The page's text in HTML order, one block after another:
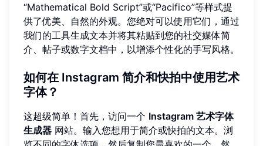
“Mathematical Bold Script”或“Pacifico”等样式提
供了优美、自然的外观。您绝对可以使用它们，通过
我们的工具生成文本并将其粘贴到您的社交媒体简
介、帖子或数字文档中，以增添个性化的手写风格。
如何在 Instagram 简介和快拍中使用艺术
字体？
这超级简单！首先，访问一个 Instagram 艺术字体
生成器 网站。输入您想用于简介或快拍的文本。浏